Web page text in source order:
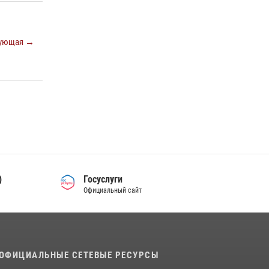
→
27 июля 2026, 12:35
Госуслуги
Официальный сайт
СЕТЕВЫЕ РЕСУРСЫ